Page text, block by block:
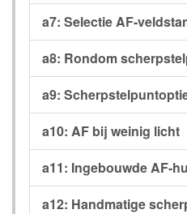
a7: Selectie AF-
a8: Rondom
a9:
a10: AF bij weinig licht
a11: Ingebouwde AF-
a12: Handmatige